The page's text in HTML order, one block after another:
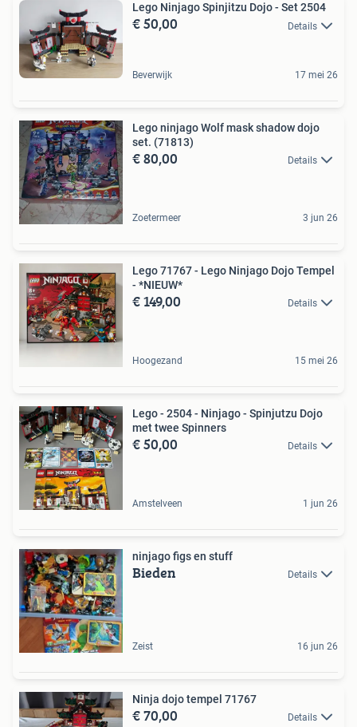
Lego Ninjago Spinjitzu Dojo - Set 2504
€ 50,00 Details
Beverwijk 17 mei 26
Lego ninjago Wolf mask shadow dojo
set. (71813)
€ 80,00 Details
Zoetermeer 3 jun 26
Lego 71767 - Lego Ninjago Dojo Tempel
- *NIEUW*
€ 149,00 Details
Hoogezand 15 mei 26
Lego - 2504 - Ninjago - Spinjutzu Dojo
met twee Spinners
€ 50,00 Details
Amstelveen 1 jun 26
ninjago figs en stuff
Bieden Details
Zeist 16 jun 26
Ninja dojo tempel 71767
€ 70,00 Details